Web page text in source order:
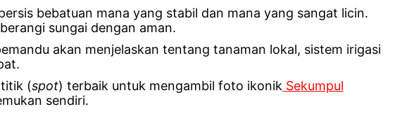
bebatuan mana yang stabil dan mana yang sangat licin.
sungai dengan aman.
akan menjelaskan tentang tanaman lokal, sistem irigasi
(spot) terbaik untuk mengambil foto ikonikSekumpul
sendiri.